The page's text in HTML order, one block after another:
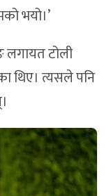
भयो।’
टोली
थिए। त्यसले पनि